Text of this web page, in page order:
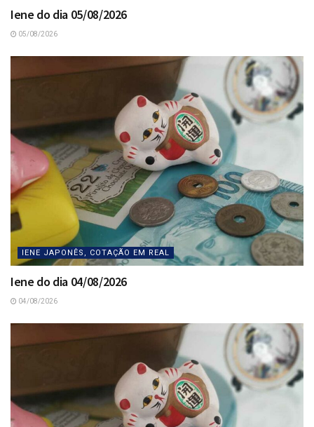
Iene do dia 05/08/2026
05/08/2026
IENE JAPONÊS, COTAÇÃO EM REAL
Iene do dia 04/08/2026
04/08/2026